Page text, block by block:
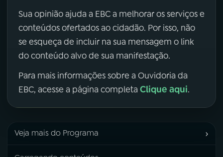
Sua opinião ajuda a EBC a melhorar os serviços e
conteúdos ofertados ao cidadão. Por isso, não
se esqueça de incluir na sua mensagem o link
do conteúdo alvo de sua manifestação.
Para mais informações sobre a Ouvidoria da
EBC, acesse a página completa Clique aqui.
Veja mais do Programa ›